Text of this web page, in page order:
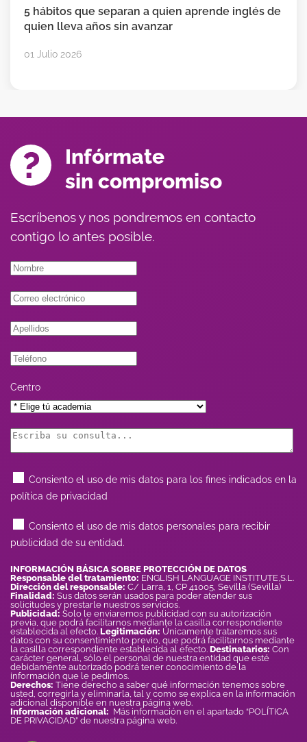
5 hábitos que separan a quien aprende inglés de
quien lleva años sin avanzar
01 Julio 2026
Infórmate
sin compromiso
Escríbenos y nos pondremos en contacto
contigo lo antes posible.
Centro
Consiento el uso de mis datos para los fines indicados en la
política de privacidad
Consiento el uso de mis datos personales para recibir
publicidad de su entidad.
INFORMACIÓN BÁSICA SOBRE PROTECCIÓN DE DATOS
Responsable del tratamiento: ENGLISH LANGUAGE INSTITUTE,S.L.
Dirección del responsable: C/ Larra, 1, CP 41005, Sevilla (Sevilla)
Finalidad: Sus datos serán usados para poder atender sus
solicitudes y prestarle nuestros servicios.
Publicidad: Solo le enviaremos publicidad con su autorización
previa, que podrá facilitarnos mediante la casilla correspondiente
establecida al efecto. Legitimación: Únicamente trataremos sus
datos con su consentimiento previo, que podrá facilitarnos mediante
la casilla correspondiente establecida al efecto. Destinatarios: Con
carácter general, sólo el personal de nuestra entidad que esté
debidamente autorizado podrá tener conocimiento de la
información que le pedimos.
Derechos: Tiene derecho a saber qué información tenemos sobre
usted, corregirla y eliminarla, tal y como se explica en la información
adicional disponible en nuestra página web.
Información adicional: Más información en el apartado “POLÍTICA
DE PRIVACIDAD” de nuestra página web.